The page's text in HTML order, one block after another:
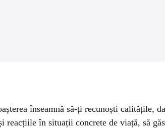
înseamnă să-ți recunoști calitățile,
reacțiile în situații concrete de viață, să